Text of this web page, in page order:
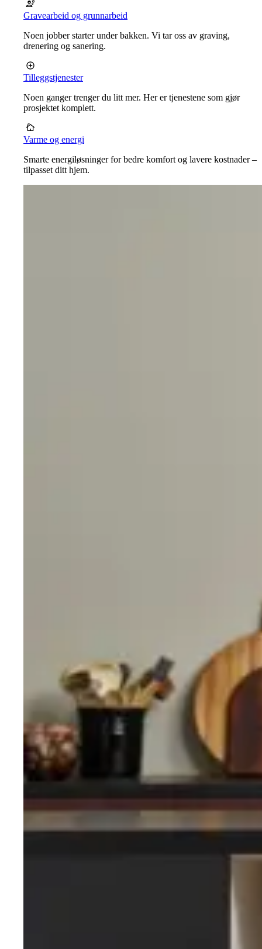
Gravearbeid og grunnarbeid
Noen jobber starter under bakken. Vi tar oss av graving,
drenering og sanering.
Tilleggstjenester
Noen ganger trenger du litt mer. Her er tjenestene som gjør
prosjektet komplett.
Varme og energi
Smarte energiløsninger for bedre komfort og lavere kostnader –
tilpasset ditt hjem.